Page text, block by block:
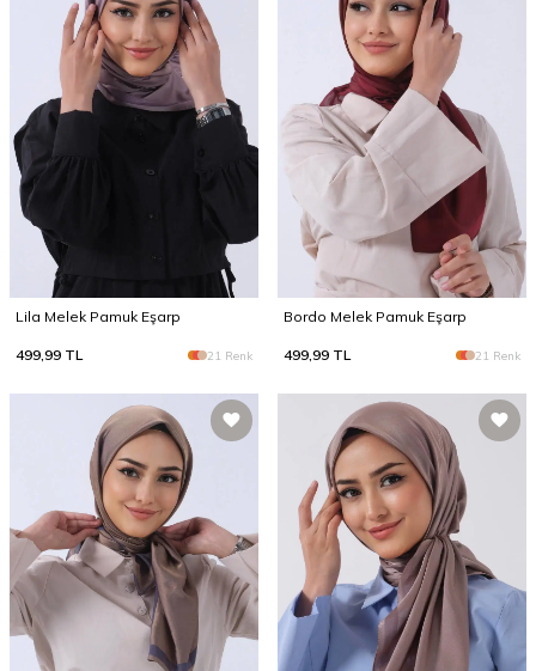
Lila Melek Pamuk Eşarp
499,99 TL 21 Renk
Bordo Melek Pamuk Eşarp
499,99 TL 21 Renk